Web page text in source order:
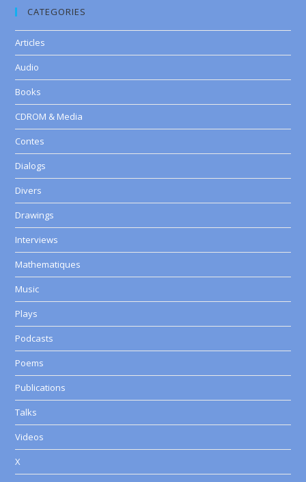
CATEGORIES
Articles
Audio
Books
CDROM & Media
Contes
Dialogs
Divers
Drawings
Interviews
Mathematiques
Music
Plays
Podcasts
Poems
Publications
Talks
Videos
X